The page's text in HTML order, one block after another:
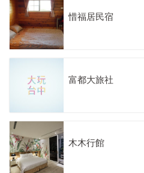
惜福居民宿
富都大旅社
木木行館